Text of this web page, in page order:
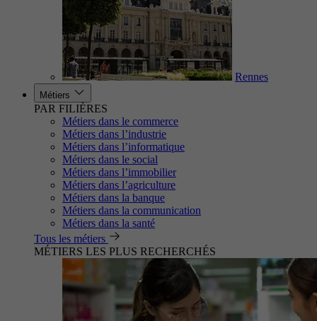
Rennes
Métiers
PAR FILIÈRES
Métiers dans le commerce
Métiers dans l’industrie
Métiers dans l’informatique
Métiers dans le social
Métiers dans l’immobilier
Métiers dans l’agriculture
Métiers dans la banque
Métiers dans la communication
Métiers dans la santé
Tous les métiers
MÉTIERS LES PLUS RECHERCHÉS